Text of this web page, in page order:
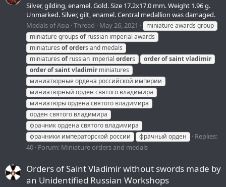
Silver, gilding, enamel. Gold. Size 17.2х17.0 mm. Weight 1.96 g.
Unmarked. Silver, gilt, enamel. Central medallion was damaged.
Medals of Asia Thread May 26, 2021
miniature awards group
miniature groups of russian imperial awards
miniatures oforders and medals
miniatures of russian imperial orders orderofsaintvladimir
orderofsaintvladimirminiatures
миниатюрные ордена российской империи
миниатюрный орден святого владимира
миниатюры ордена святого владимира
орден святого владимира
фрачник ордена святого владимира
фрачники императорской россии
фрачный орден
Replies:
40 Forum: Miniature orders and medals
Orders of Saint Vladimir without swords made by
an Unidentified Russian Workshops